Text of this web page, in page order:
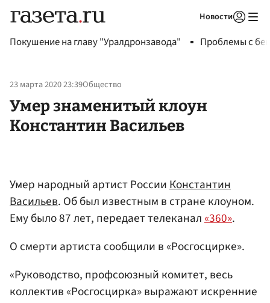
Новости
Покушение на главу "Уралдронзавода" Проблемы с
23 марта 2020 23:39Общество
Умер знаменитый клоун
Константин Васильев
Умер народный артист РоссииКонстантин
Васильев. Об был известным в стране клоуном.
Ему было 87 лет, передает телеканал«360».
О смерти артиста сообщили в «Росгосцирке».
«Руководство, профсоюзный комитет, весь
коллектив «Росгосцирка» выражают искренние